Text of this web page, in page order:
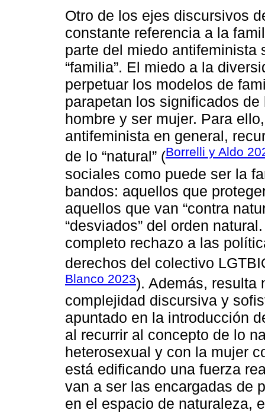
Otro de los ejes discursivos
constante referencia a la
parte del miedo antifeminista
“familia”. El miedo a la
perpetuar los modelos de
parapetan los significados
hombre y ser mujer. Para
antifeminista en general,
de lo “natural” (Borrelli y Aldo
sociales como puede ser la
bandos: aquellos que
aquellos que van “contra
“desviados” del orden
completo rechazo a las
derechos del colectivo
Blanco 2023). Además, resulta
complejidad discursiva y
apuntado en la introducción
al recurrir al concepto de lo
heterosexual y con la mujer
está edificando una fuerza
van a ser las encargadas de
en el espacio de naturaleza,